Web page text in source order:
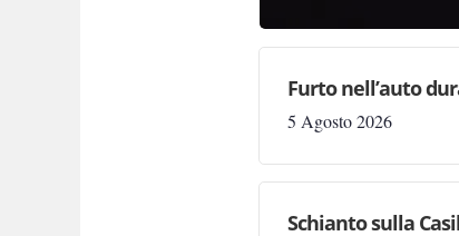
Furto nell’auto
5 Agosto 2026
Schianto sulla